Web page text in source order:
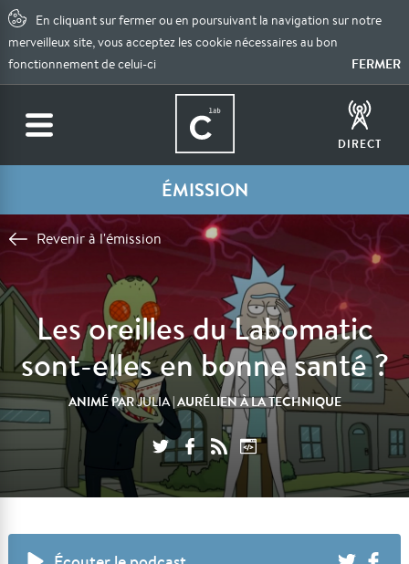
En cliquant sur fermer ou en poursuivant la navigation sur notre
merveilleux site, vous acceptez les cookie nécessaires au bon
fonctionnement de celui-ci
FERMER
DIRECT
ÉMISSION
Revenir à l'émission
Les oreilles du Labomatic
sont-elles en bonne santé ?
ANIMÉ PARJULIA| AURÉLIEN À LA TECHNIQUE